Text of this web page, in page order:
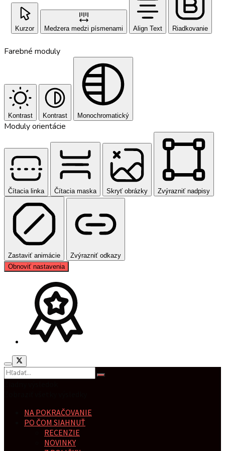
Kurzor Medzera medzi písmenami Align Text Riadkovanie
Farebné moduly
Kontrast Kontrast Monochromatický
Moduly orientácie
Čítacia linka Čítacia maska Skryť obrázky Zvýrazniť nadpisy
Zastaviť animácie
Zvýrazniť odkazy
Obnoviť nastavenia
NA POKRAČOVANIE
PO ČOM SIAHNUŤ
RECENZIE
NOVINKY